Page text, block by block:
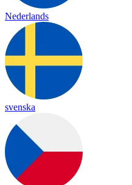
Nederlands
svenska